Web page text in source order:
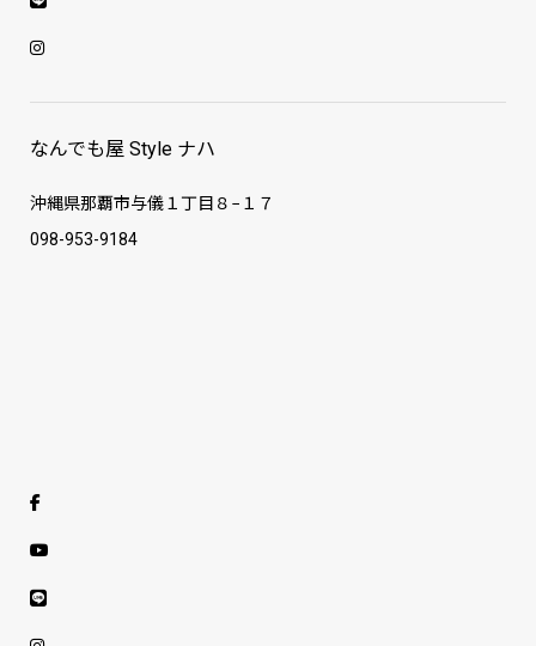
なんでも屋 Style ナハ
沖縄県那覇市与儀１丁目８−１７
098-953-9184